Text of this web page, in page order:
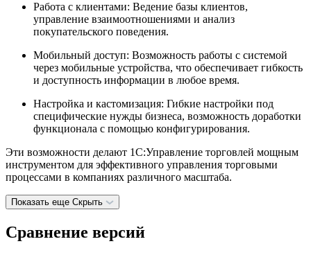
Работа с клиентами: Ведение базы клиентов,
управление взаимоотношениями и анализ
покупательского поведения.
Мобильный доступ: Возможность работы с системой
через мобильные устройства, что обеспечивает гибкость
и доступность информации в любое время.
Настройка и кастомизация: Гибкие настройки под
специфические нужды бизнеса, возможность доработки
функционала с помощью конфигурирования.
Эти возможности делают 1С:Управление торговлей мощным
инструментом для эффективного управления торговыми
процессами в компаниях различного масштаба.
Показать еще Скрыть
Сравнение версий